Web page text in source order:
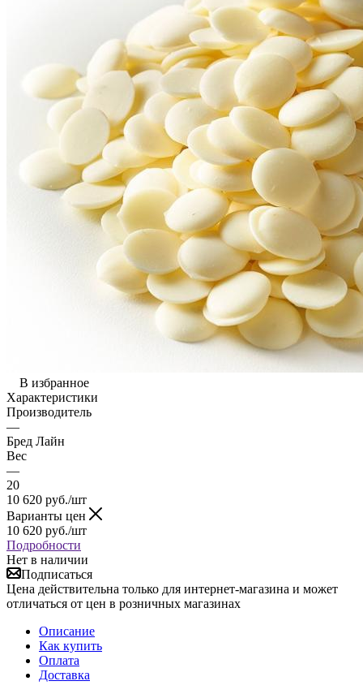
В избранное
Характеристики
Производитель
—
Бред Лайн
Вес
—
20
10 620 руб./шт
Варианты цен
10 620 руб./шт
Подробности
Нет в наличии
Подписаться
Цена действительна только для интернет-магазина и может
отличаться от цен в розничных магазинах
Описание
Как купить
Оплата
Доставка